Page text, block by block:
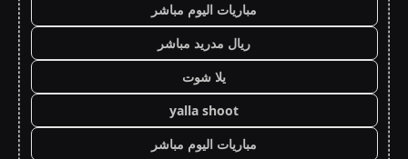
مباريات اليوم مباشر
ريال مدريد مباشر
يلا شوت
yalla shoot
مباريات اليوم مباشر